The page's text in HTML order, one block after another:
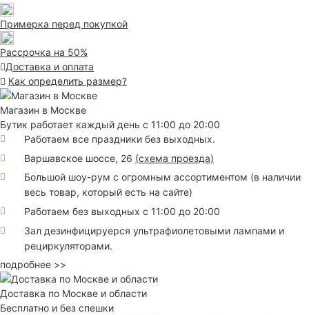
Примерка перед покупкой
Рассрочка на 50%
Доставка и оплата
Как определить размер?
Магазин в Москве
Бутик работает каждый день с 11:00 до 20:00
Работаем все праздники без выходных.
Варшавское шоссе, 26 (схема проезда)
Большой шоу-рум с огромным ассортиментом (в наличии
весь товар, который есть на сайте)
Работаем без выходных с 11:00 до 20:00
Зал дезинфицируерся ультрафиолетовыми лампами и
рециркуляторами.
подробнее >>
Доставка по Москве и области
Бесплатно и без спешки